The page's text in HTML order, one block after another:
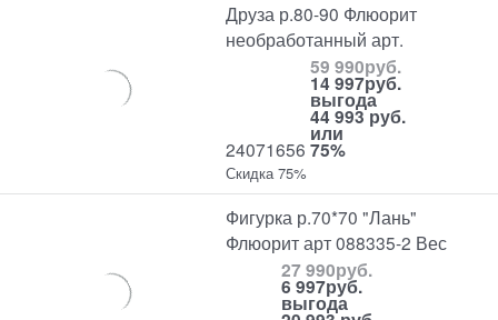
Друза р.80-90 Флюорит
необработанный арт.
24071656
59 990руб.
14 997руб.
выгода
44 993 руб.
или
75%
Скидка 75%
Фигурка р.70*70 "Лань"
Флюорит арт 088335-2 Вес
27 990руб.
6 997руб.
выгода